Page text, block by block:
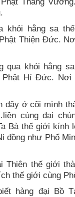
khỏi hằng sa
Thiện Đức.
qua khỏi hằng
Hỉ Đức. Nơi
đây ở cõi mình
cùng đại
Bà thế giới kính
đồng như Phổ
Thiên thế giới
thế giới cùng
hàng đại Bồ